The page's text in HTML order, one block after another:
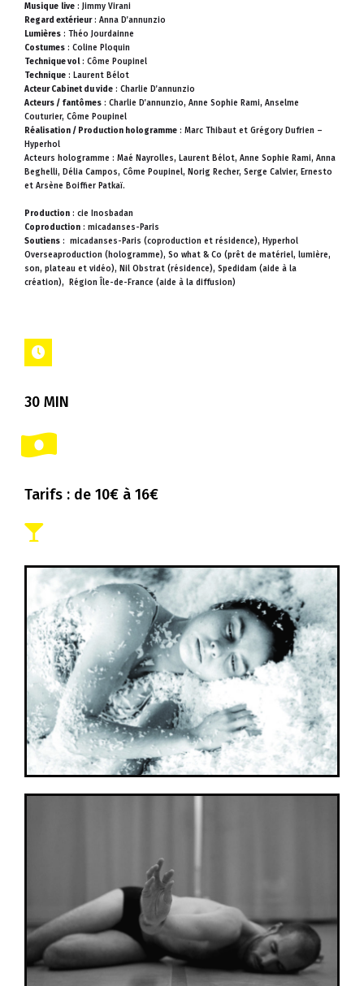
Musique live : Jimmy Virani
Regard extérieur: Anna D’annunzio
Lumières : Théo Jourdainne
Costumes : Coline Ploquin
Technique vol: Côme Poupinel
Technique : Laurent Bélot
Acteur Cabinet du vide : Charlie D’annunzio
Acteurs / fantômes : Charlie D’annunzio, Anne Sophie Rami, Anselme
Couturier, Côme Poupinel
Réalisation / Production hologramme : Marc Thibaut et Grégory Dufrien –
Hyperhol
Acteurs hologramme : Maé Nayrolles, Laurent Bélot, Anne Sophie Rami, Anna
Beghelli, Délia Campos, Côme Poupinel, Norig Recher, Serge Calvier, Ernesto
et Arsène Boiffier Patkaï.
Production : cie Inosbadan
Coproduction : micadanses-Paris
Soutiens : micadanses-Paris (coproduction et résidence), Hyperhol
Overseaproduction (hologramme), So what & Co (prêt de matériel, lumière,
son, plateau et vidéo), Nil Obstrat (résidence), Spedidam (aide à la
création), Région Île-de-France (aide à la diffusion)
30 MIN
Tarifs : de 10€ à 16€